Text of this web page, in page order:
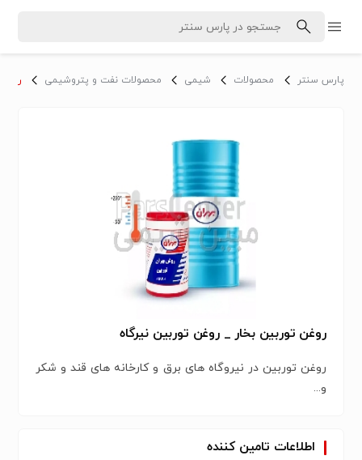
پارس سنتر محصولات شیمی محصولات نفت و پتروشیمی روغن
روغن توربین بخار _ روغن توربین نیرگاه
روغن توربین در نیروگاه های برق و کارخانه های قند و شکر
و...
اطلاعات تامین کننده